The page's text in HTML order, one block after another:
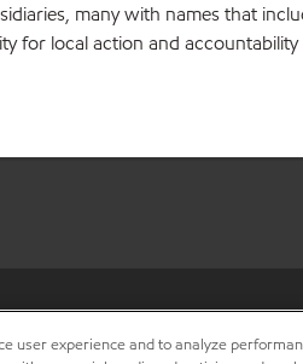
many with names that
for local action and
user experience and to analyze